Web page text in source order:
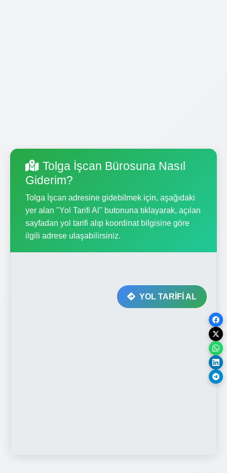
Tolga İşcan Bürosuna Nasıl
Giderim?
Tolga İşcan adresine gidebilmek için, aşağıdaki
yer alan "Yol Tarifi Al" butonuna tıklayarak, açılan
sayfadan yol tarifi alıp koordinat bilgisine göre
ilgili adrese ulaşabilirsiniz.
YOL TARİFİ AL